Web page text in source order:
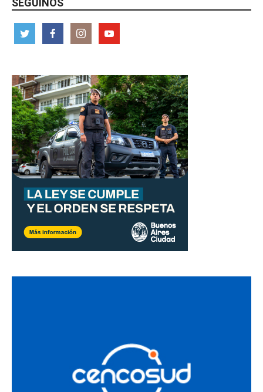
SEGUINOS